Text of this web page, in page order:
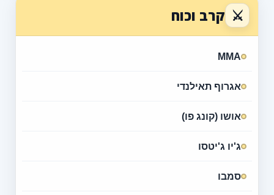
⚔ קרב וכוח
MMA
אגרוף תאילנדי
אושו (קונג פו)
ג'יו ג'יטסו
סמבו